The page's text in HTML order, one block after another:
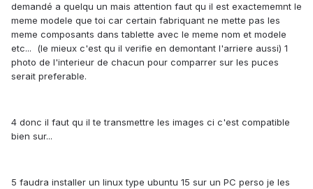
demandé a quelqu un mais attention faut qu il est exactememnt le
meme modele que toi car certain fabriquant ne mette pas les
meme composants dans tablette avec le meme nom et modele
etc... (le mieux c'est qu il verifie en demontant l'arriere aussi) 1
photo de l'interieur de chacun pour comparrer sur les puces
serait preferable.
4 donc il faut qu il te transmettre les images ci c'est compatible
bien sur...
5 faudra installer un linux type ubuntu 15 sur un PC perso je les